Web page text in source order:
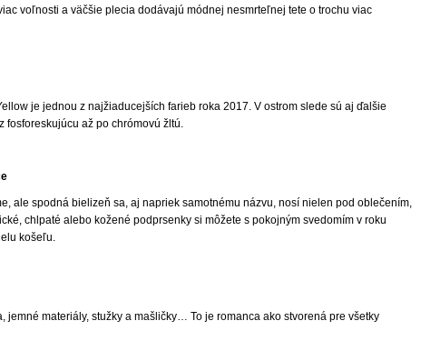
voľnosti a väčšie plecia dodávajú módnej nesmrteľnej tete o trochu viac
je jednou z najžiaducejších farieb roka 2017. V ostrom slede sú aj ďalšie
fosforeskujúcu až po chrómovú žltú.
ale spodná bielizeň sa, aj napriek samotnému názvu, nosí nielen pod oblečením,
chlpaté alebo kožené podprsenky si môžete s pokojným svedomím v roku
košeľu.
jemné materiály, stužky a mašličky… To je romanca ako stvorená pre všetky